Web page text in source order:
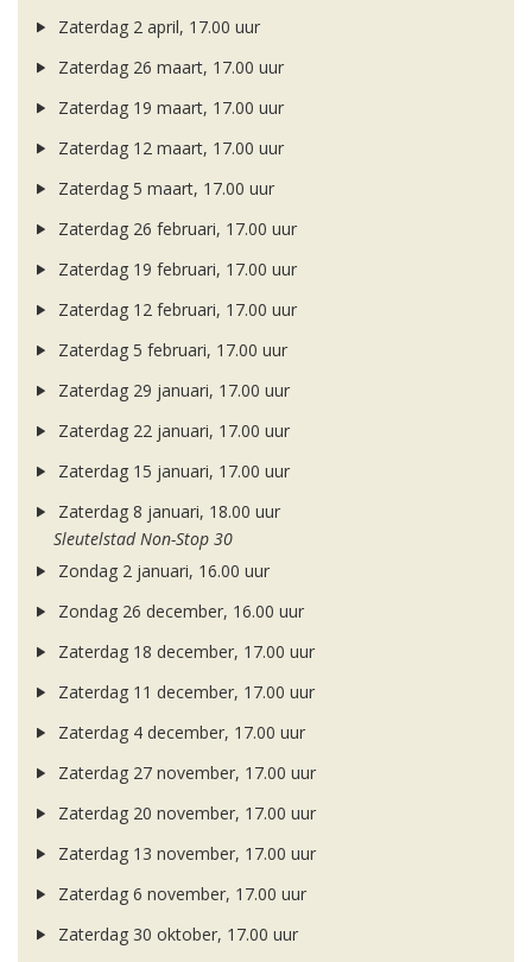
Zaterdag 2 april, 17.00 uur
Zaterdag 26 maart, 17.00 uur
Zaterdag 19 maart, 17.00 uur
Zaterdag 12 maart, 17.00 uur
Zaterdag 5 maart, 17.00 uur
Zaterdag 26 februari, 17.00 uur
Zaterdag 19 februari, 17.00 uur
Zaterdag 12 februari, 17.00 uur
Zaterdag 5 februari, 17.00 uur
Zaterdag 29 januari, 17.00 uur
Zaterdag 22 januari, 17.00 uur
Zaterdag 15 januari, 17.00 uur
Zaterdag 8 januari, 18.00 uur
Sleutelstad Non-Stop 30
Zondag 2 januari, 16.00 uur
Zondag 26 december, 16.00 uur
Zaterdag 18 december, 17.00 uur
Zaterdag 11 december, 17.00 uur
Zaterdag 4 december, 17.00 uur
Zaterdag 27 november, 17.00 uur
Zaterdag 20 november, 17.00 uur
Zaterdag 13 november, 17.00 uur
Zaterdag 6 november, 17.00 uur
Zaterdag 30 oktober, 17.00 uur